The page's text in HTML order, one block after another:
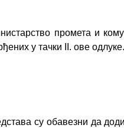
промета и
у тачки II. ове одлуке.
су обавезни да